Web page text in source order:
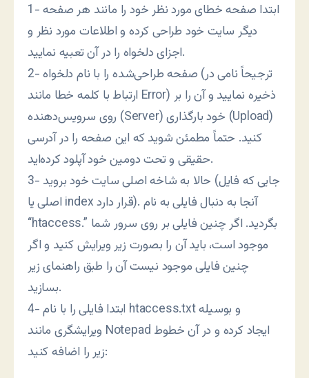
1- ابتدا صفحه خطای مورد نظر خود را مانند هر صفحه
دیگر سایت خود طراحی کرده و اطلاعات مورد نظر و
اجزای دلخواه را در آن تعبیه نمایید.
2- صفحه طراحی‌شده را با نام دلخواه (ترجیحاً نامی در
ارتباط با کلمه خطا مانند Error) ذخیره نمایید و آن را بر
روی سرویس‌دهنده (Server) خود بارگذاری (Upload)
کنید. حتماً مطمئن شوید که این صفحه را در آدرسی
حقیقی و تحت دومین خود آپلود کرده‌اید.
3- حالا به شاخه اصلی سایت خود بروید (جایی که فایل
اصلی یا index قرار دارد). آنجا به دنبال فایلی به نام
“htaccess.” بگردید. اگر چنین فایلی بر روی سرور شما
موجود است، باید آن را بصورت زیر ویرایش کنید و اگر
چنین فایلی موجود نیست آن را طبق راهنمای زیر
بسازید.
4- ابتدا فایلی را با نام htaccess.txt و بوسیله
ویرایشگری مانند Notepad ایجاد کرده و در آن خطوط
زیر را اضافه کنید: